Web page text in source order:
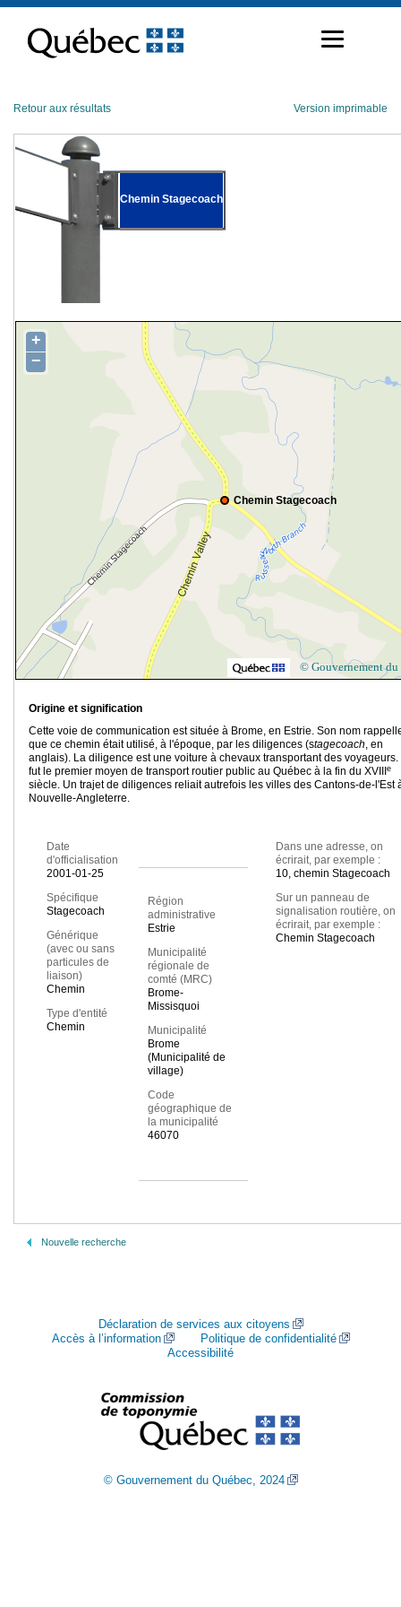
contenu
Retour aux résultats Version imprimable
Chemin Stagecoach
Chemin Stagecoach
+
−
© Gouvernement du
Origine et signification
Cette voie de communication est située à Brome, en Estrie. Son nom
que ce chemin était utilisé, à l'époque, par les diligences (stagecoach, en
anglais). La diligence est une voiture à chevaux transportant des voyageurs.
fut le premier moyen de transport routier public au Québec à la fin du XVIII
e
siècle. Un trajet de diligences reliait autrefois les villes des Cantons-de-l'Est
Nouvelle-Angleterre.
Date
d'officialisation
2001-01-25
Spécifique
Stagecoach
Générique
(avec ou sans
particules de
liaison)
Chemin
Type d'entité
Chemin
Région
administrative
Estrie
Municipalité
régionale de
comté (MRC)
Brome-
Missisquoi
Municipalité
Brome
(Municipalité de
village)
Code
géographique de
la municipalité
46070
Dans une adresse, on
écrirait, par exemple :
10, chemin Stagecoach
Sur un panneau de
signalisation routière, on
écrirait, par exemple :
Chemin Stagecoach
Nouvelle recherche
Déclaration de services aux citoyens
Accès à l’information
Politique de confidentialité
Accessibilité
© Gouvernement du Québec, 2024